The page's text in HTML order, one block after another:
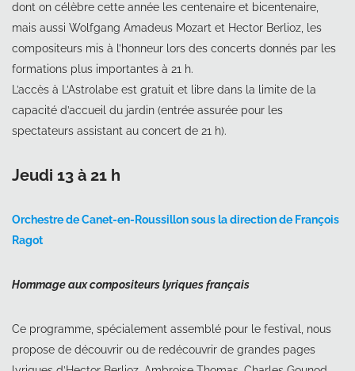
dont on célèbre cette année les centenaire et bicentenaire,
mais aussi Wolfgang Amadeus Mozart et Hector Berlioz, les
compositeurs mis à l’honneur lors des concerts donnés par les
formations plus importantes à 21 h.
L’accès à L’Astrolabe est gratuit et libre dans la limite de la
capacité d’accueil du jardin (entrée assurée pour les
spectateurs assistant au concert de 21 h).
Jeudi 13 à 21 h
Orchestre de Canet-en-Roussillon sous la direction de François
Ragot
Hommage aux compositeurs lyriques français
Ce programme, spécialement assemblé pour le festival, nous
propose de découvrir ou de redécouvrir de grandes pages